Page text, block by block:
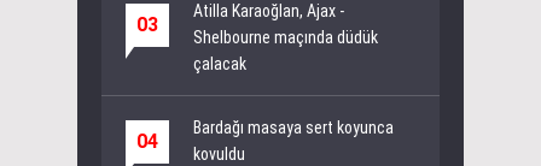
03
Atilla Karaoğlan, Ajax -
Shelbourne maçında düdük
çalacak
04
Bardağı masaya sert koyunca
kovuldu